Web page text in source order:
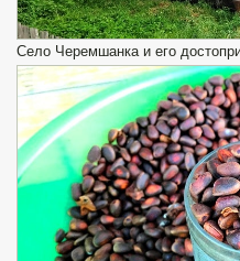
Село Черемшанка и его